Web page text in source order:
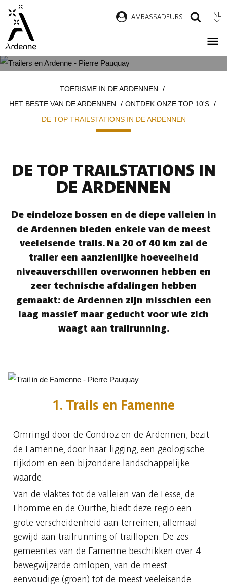
Overslaan
naar
inhoud
AMBASSADEURS NL
ARDENNEN
TOERISME IN DE ARDENNEN
HET BESTE VAN DE ARDENNEN
ONTDEK ONZE TOP 10'S
DE TOP TRAILSTATIONS IN DE ARDENNEN
DE TOP TRAILSTATIONS IN
DE ARDENNEN
De eindeloze bossen en de diepe valleien in
de Ardennen bieden enkele van de meest
veeleisende trails. Na 20 of 40 km zal de
trailer een aanzienlijke hoeveelheid
niveauverschillen overwonnen hebben en
zeer technische afdalingen hebben
gemaakt: de Ardennen zijn misschien een
laag massief maar geducht voor wie zich
waagt aan trailrunning.
1. Trails en Famenne
Omringd door de Condroz en de Ardennen, bezit
de Famenne, door haar ligging, een geologische
rijkdom en een bijzondere landschappelijke
waarde.
Van de vlaktes tot de valleien van de Lesse, de
Lhomme en de Ourthe, biedt deze regio een
grote verscheidenheid aan terreinen, allemaal
gewijd aan trailrunning of traillopen. De zes
gemeentes van de Famenne beschikken over 4
bewegwijzerde omlopen, van de meest
eenvoudige (groen) tot de meest veeleisende